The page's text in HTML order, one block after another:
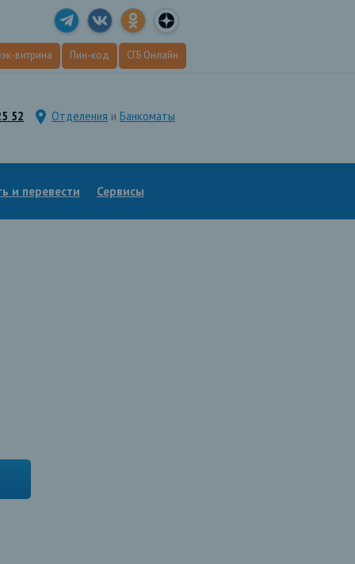
-витрина Пин-код СГБ Онлайн
52 Отделения и Банкоматы
и перевести Сервисы